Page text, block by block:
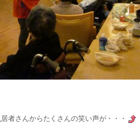
者さんからたくさんの笑い声が・・・